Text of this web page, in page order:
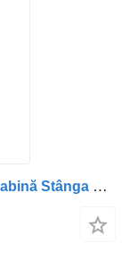
Rivestimento DAF Amortizor Lateral Cabină Stânga per camion DAF 1955773 1850671 1924746 1945345